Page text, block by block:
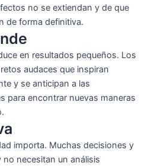
no se extiendan y de que
de forma definitiva.
en resultados pequeños. Los
audaces que inspiran
y se anticipan a las
para encontrar nuevas maneras
importa. Muchas decisiones y
necesitan un análisis